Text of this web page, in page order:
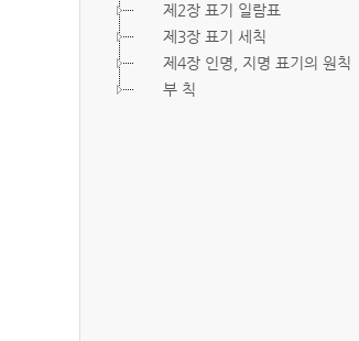
제2장 표기 일람표
제3장 표기 세칙
제4장 인명, 지명 표기의 원칙
부 칙